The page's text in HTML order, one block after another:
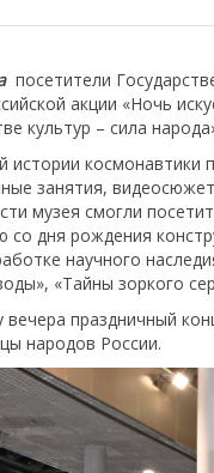
посетители
акции «Ночь
культур – сила
истории
занятия,
музея смогли
со дня рождения
научного
«Тайны зоркого
праздничный
народов России.